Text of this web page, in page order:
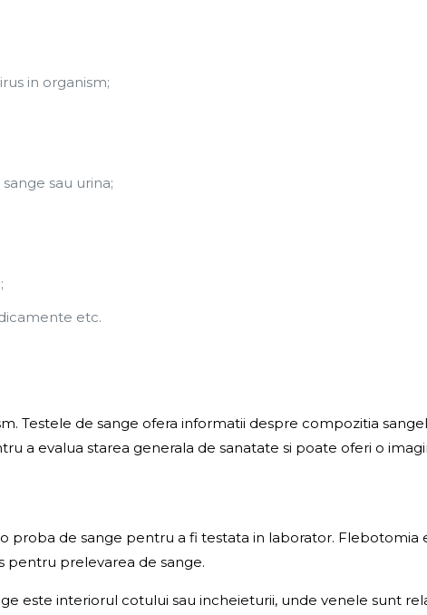
in organism;
sau urina;
etc.
Testele de sange ofera informatii despre compozitia
a evalua starea generala de sanatate si poate oferi o
proba de sange pentru a fi testata in laborator.
pentru prelevarea de sange.
este interiorul cotului sau incheieturii, unde venele sunt